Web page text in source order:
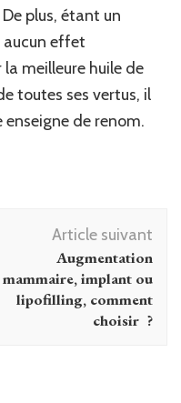
plus, étant un
aucun effet
meilleure huile de
toutes ses vertus, il
de renom.
Article suivant
Augmentation
mammaire, implant ou
lipofilling, comment
choisir ?